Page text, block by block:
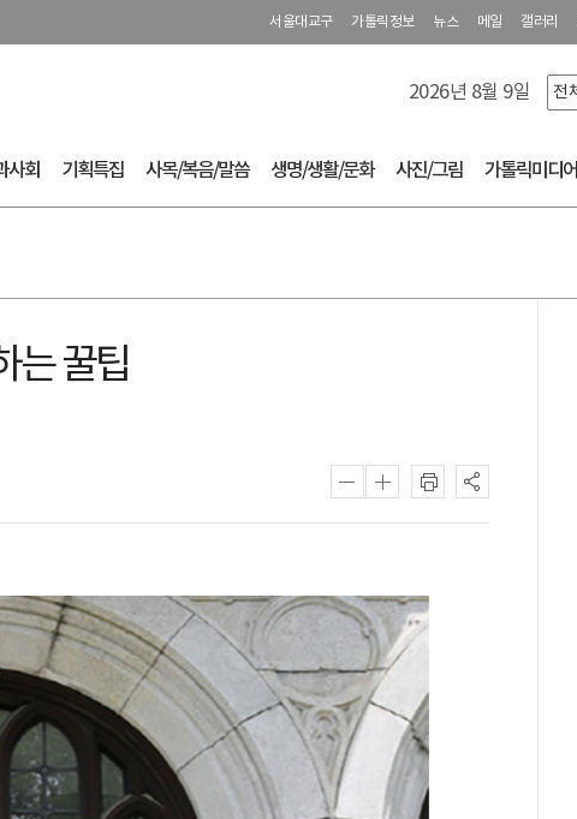
서울대교구 가톨릭정보 뉴스 메일 갤러리
2026년 8월 9일
사회 기획특집 사목/복음/말씀 생명/생활/문화 사진/그림 가톨릭미디어
는 꿀팁